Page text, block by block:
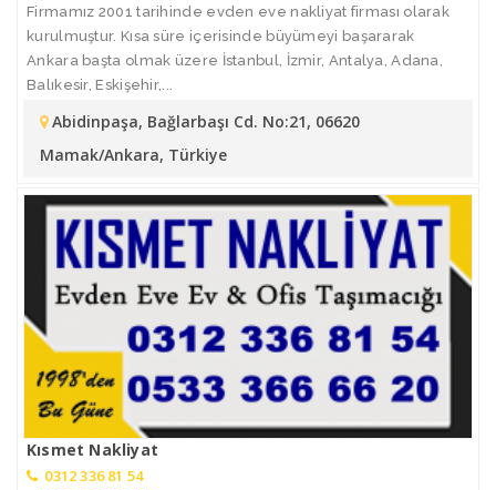
Firmamız 2001 tarihinde evden eve nakliyat firması olarak
kurulmuştur. Kısa süre içerisinde büyümeyi başararak
Ankara başta olmak üzere İstanbul, İzmir, Antalya, Adana,
Balıkesir, Eskişehir,...
Abidinpaşa, Bağlarbaşı Cd. No:21, 06620
Mamak/Ankara, Türkiye
Kısmet Nakliyat
0312 336 81 54